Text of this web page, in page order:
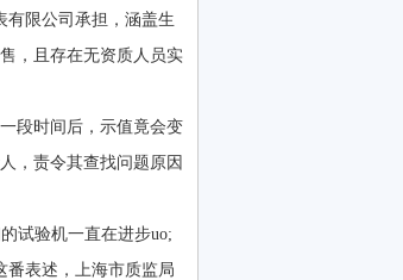
有限公司承担，涵盖生
，且存在无资质人员实
段时间后，示值竟会变
，责令其查找问题原因
试验机一直在进步uo;
番表述，上海市质监局